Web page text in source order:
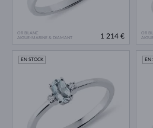
OR BLANC
AIGUE-MARINE & DIAMANT
1 214 €
OR
EN STOCK EN